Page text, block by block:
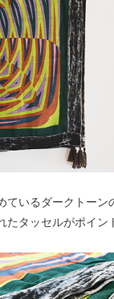
ているダークトーン
タッセルがポイン